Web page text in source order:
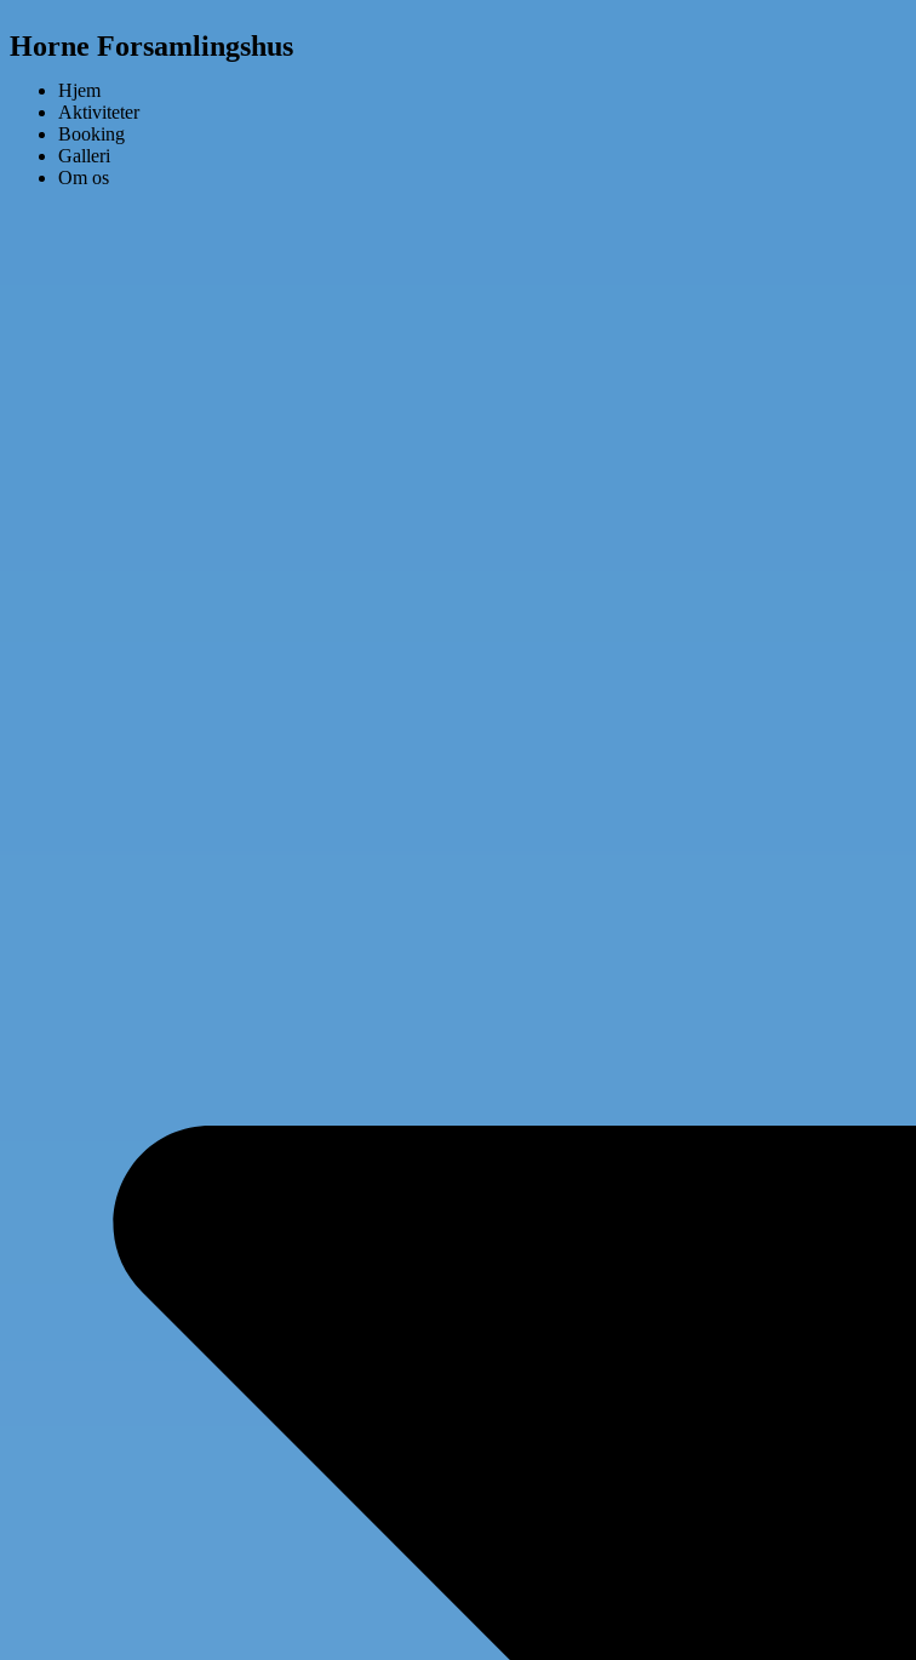
Horne Forsamlingshus
Hjem
Aktiviteter
Booking
Galleri
Om os